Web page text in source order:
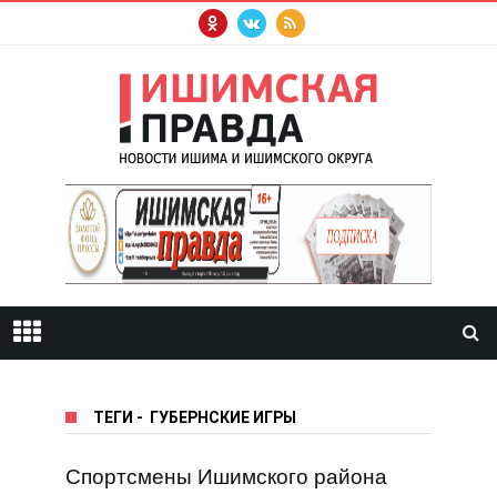
ТЕГИ - ГУБЕРНСКИЕ ИГРЫ
Спортсмены Ишимского района